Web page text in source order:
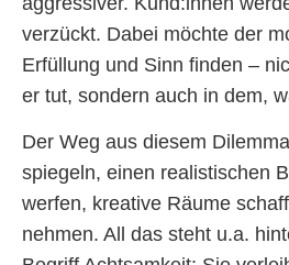
verzückt. Dabei möchte der
Erfüllung und Sinn finden –
er tut, sondern auch in dem,
Der Weg aus diesem
spiegeln, einen realistischen
werfen, kreative Räume
nehmen. All das steht u.a.